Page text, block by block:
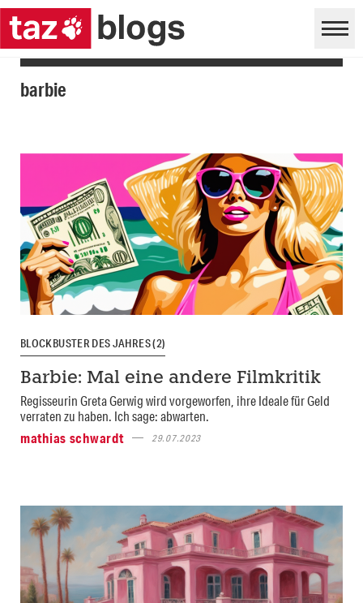
barbie
BLOCKBUSTER DES JAHRES (2)
Barbie: Mal eine andere Filmkritik
Regisseurin Greta Gerwig wird vorgeworfen, ihre Ideale für Geld
verraten zu haben. Ich sage: abwarten.
mathias schwardt
29.07.2023